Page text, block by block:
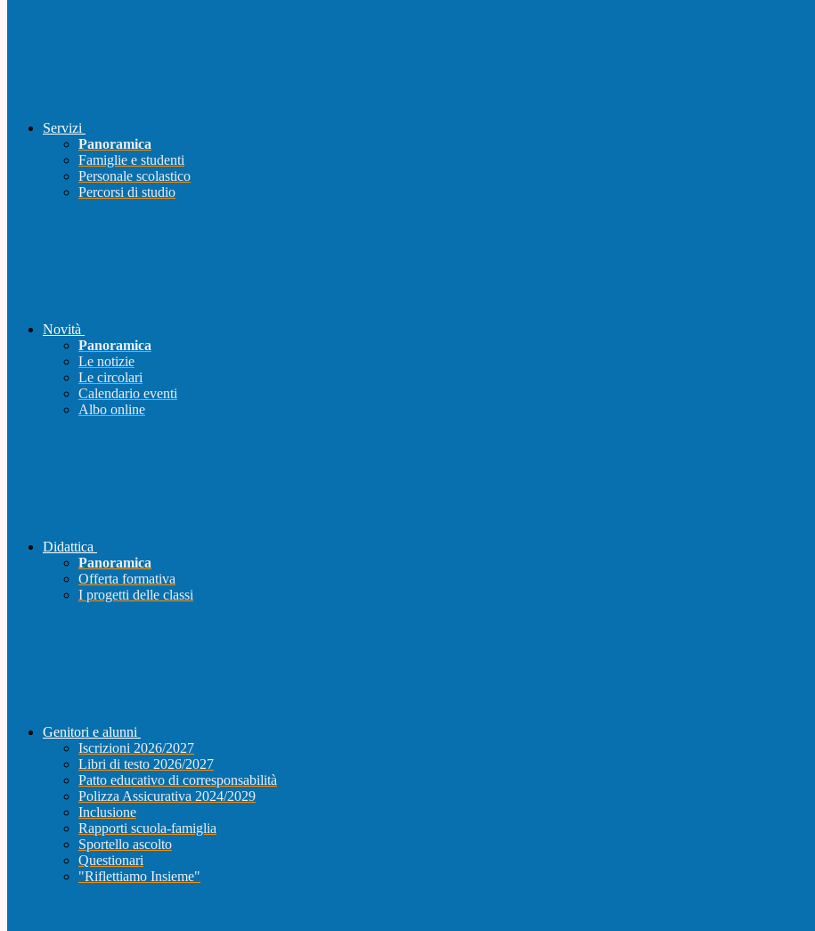
Servizi
Panoramica
Famiglie e studenti
Personale scolastico
Percorsi di studio
Novità
Panoramica
Le notizie
Le circolari
Calendario eventi
Albo online
Didattica
Panoramica
Offerta formativa
I progetti delle classi
Genitori e alunni
Iscrizioni 2026/2027
Libri di testo 2026/2027
Patto educativo di corresponsabilità
Polizza Assicurativa 2024/2029
Inclusione
Rapporti scuola-famiglia
Sportello ascolto
Questionari
"Riflettiamo Insieme"